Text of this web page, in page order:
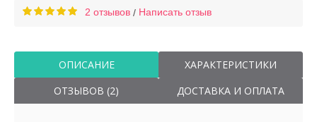
2 отзывов / Написать отзыв
ОПИСАНИЕ
ХАРАКТЕРИСТИКИ
ОТЗЫВОВ (2)
ДОСТАВКА И ОПЛАТА